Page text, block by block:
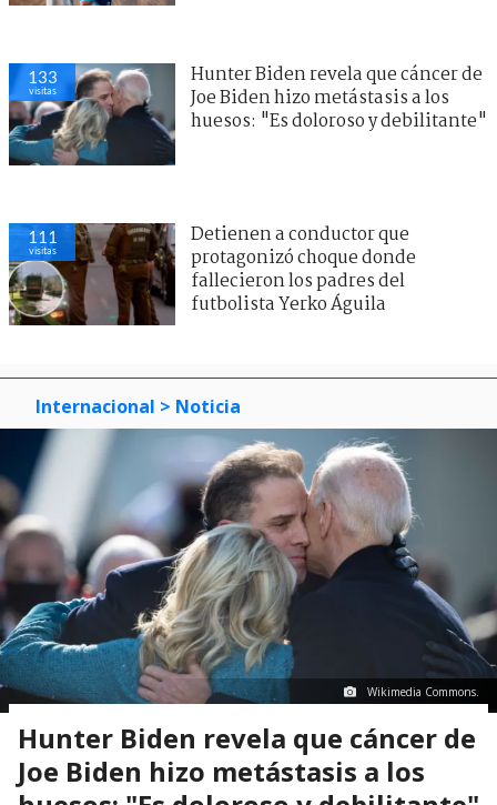
133
visitas
Hunter Biden revela que cáncer de
Joe Biden hizo metástasis a los
huesos: "Es doloroso y debilitante"
111
visitas
Detienen a conductor que
protagonizó choque donde
fallecieron los padres del
futbolista Yerko Águila
Internacional > Noticia
Wikimedia Commons.
Hunter Biden revela que cáncer de
Joe Biden hizo metástasis a los